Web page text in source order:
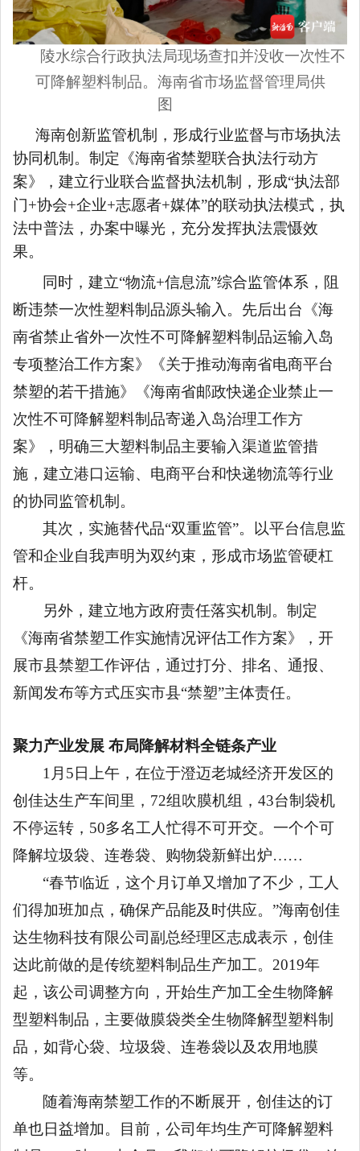
陵水综合行政执法局现场查扣并没收一次性不
可降解塑料制品。海南省市场监督管理局供
图
海南创新监管机制，形成行业监督与市场执法
协同机制。制定《海南省禁塑联合执法行动方
案》，建立行业联合监督执法机制，形成“执法部
门+协会+企业+志愿者+媒体”的联动执法模式，执
法中普法，办案中曝光，充分发挥执法震慑效
果。
同时，建立“物流+信息流”综合监管体系，阻
断违禁一次性塑料制品源头输入。先后出台《海
南省禁止省外一次性不可降解塑料制品运输入岛
专项整治工作方案》《关于推动海南省电商平台
禁塑的若干措施》《海南省邮政快递企业禁止一
次性不可降解塑料制品寄递入岛治理工作方
案》，明确三大塑料制品主要输入渠道监管措
施，建立港口运输、电商平台和快递物流等行业
的协同监管机制。
其次，实施替代品“双重监管”。以平台信息监
管和企业自我声明为双约束，形成市场监管硬杠
杆。
另外，建立地方政府责任落实机制。制定
《海南省禁塑工作实施情况评估工作方案》，开
展市县禁塑工作评估，通过打分、排名、通报、
新闻发布等方式压实市县“禁塑”主体责任。
聚力产业发展 布局降解材料全链条产业
1月5日上午，在位于澄迈老城经济开发区的
创佳达生产车间里，72组吹膜机组，43台制袋机
不停运转，50多名工人忙得不可开交。一个个可
降解垃圾袋、连卷袋、购物袋新鲜出炉……
“春节临近，这个月订单又增加了不少，工人
们得加班加点，确保产品能及时供应。”海南创佳
达生物科技有限公司副总经理区志成表示，创佳
达此前做的是传统塑料制品生产加工。2019年
起，该公司调整方向，开始生产加工全生物降解
型塑料制品，主要做膜袋类全生物降解型塑料制
品，如背心袋、垃圾袋、连卷袋以及农用地膜
等。
随着海南禁塑工作的不断展开，创佳达的订
单也日益增加。目前，公司年均生产可降解塑料